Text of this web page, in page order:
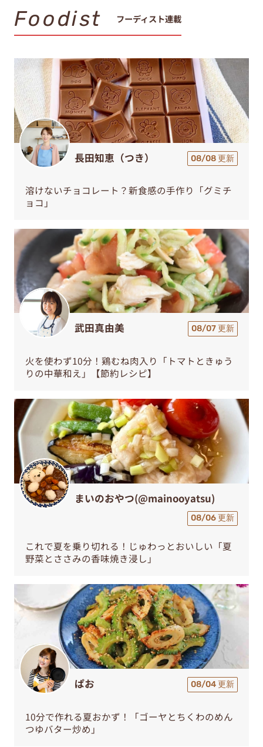
Foodist フーディスト連載
長田知恵（つき） 08/08 更新
溶けないチョコレート？新食感の手作り「グミチ
ョコ」
武田真由美 08/07 更新
火を使わず10分！鶏むね肉入り「トマトときゅう
りの中華和え」【節約レシピ】
まいのおやつ(@mainooyatsu)
08/06 更新
これで夏を乗り切れる！じゅわっとおいしい「夏
野菜とささみの香味焼き浸し」
ぱお 08/04 更新
10分で作れる夏おかず！「ゴーヤとちくわのめん
つゆバター炒め」